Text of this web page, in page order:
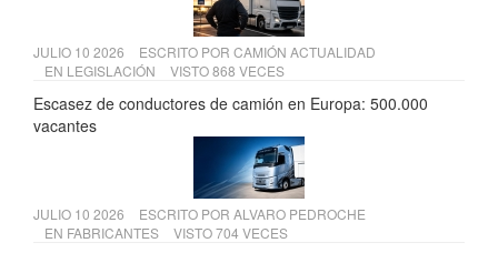
JULIO 10 2026 ESCRITO POR CAMIÓN ACTUALIDAD
EN LEGISLACIÓN VISTO 868 VECES
Escasez de conductores de camión en Europa: 500.000
vacantes
JULIO 10 2026 ESCRITO POR ALVARO PEDROCHE
EN FABRICANTES VISTO 704 VECES